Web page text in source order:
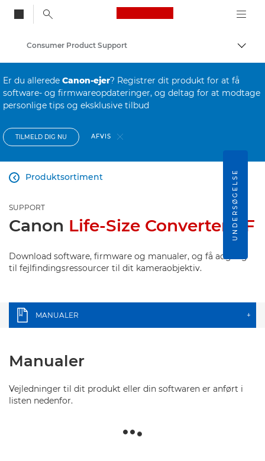
Canon Logo, back
Skift
Consumer Product Support
Er du allerede Canon-ejer? Registrer dit produkt for at få
software- og firmwareopdateringer, og deltag for at modtage
personlige tips og eksklusive tilbud
TILMELD DIG NU AFVIS
Produktsortiment

SUPPORT
Canon Life-Size Converter EF
Download software, firmware og manualer, og få adgang
til fejlfindingsressourcer til dit kameraobjektiv.
MANUALER +
Manualer
Vejledninger til dit produkt eller din softwaren er anført i
listen nedenfor.
UNDERSØGELSE